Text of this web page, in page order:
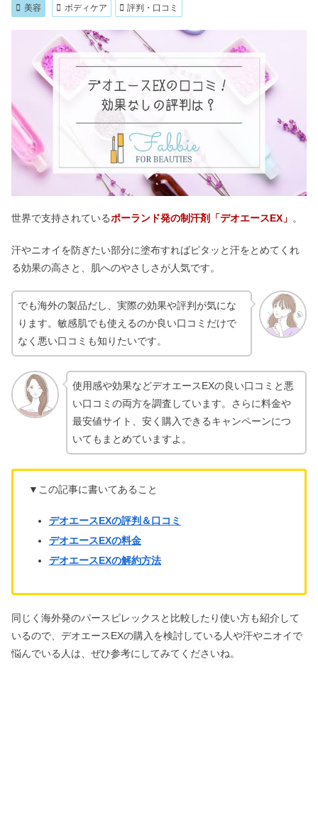
美容 ボディケア 評判・口コミ
世界で支持されているポーランド発の制汗剤「デオエースEX」 。
汗やニオイを防ぎたい部分に塗布すればピタッと汗をとめてくれ
る効果の高さと、肌へのやさしさが人気です。
でも海外の製品だし、実際の効果や評判が気にな
ります。敏感肌でも使えるのか良い口コミだけで
なく悪い口コミも知りたいです。
使用感や効果などデオエースEXの良い口コミと悪
い口コミの両方を調査しています。さらに料金や
最安値サイト、安く購入できるキャンペーンにつ
いてもまとめていますよ。
▼この記事に書いてあること
デオエースEXの評判＆口コミ
デオエースEXの料金
デオエースEXの解約方法
同じく海外発のパースピレックスと比較したり使い方も紹介して
いるので、デオエースEXの購入を検討している人や汗やニオイで
悩んでいる人は、ぜひ参考にしてみてくださいね。